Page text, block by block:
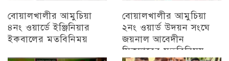
বোয়ালখালীর আমুচিয়া
৪নং ওয়ার্ডে ইঞ্জিনিয়ার
ইকবালের মতবিনিময়
চট্টগ্রাম
বোয়ালখালীর আমুচিয়া
২নং ওয়ার্ড উদয়ন সংঘে
জয়নাল আবেদীন
সিকদারের মতবিনিময়